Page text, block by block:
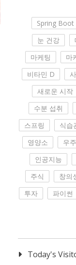
Spring Boot
눈 건강
마케팅
마
비타민 D
새로운 시작
수분 섭취
스프링
식습
영양소
우주
인공지능
주식
창의
투자
파이썬
Today's